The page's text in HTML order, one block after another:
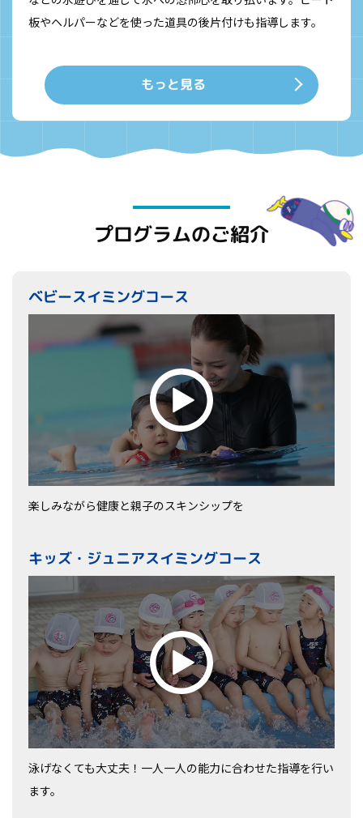
板やヘルパーなどを使った道具の後片付けも指導します。
もっと見る
プログラムのご紹介
ベビースイミングコース
楽しみながら健康と親子のスキンシップを
キッズ・ジュニアスイミングコース
泳げなくても大丈夫！一人一人の能力に合わせた指導を行い
ます。